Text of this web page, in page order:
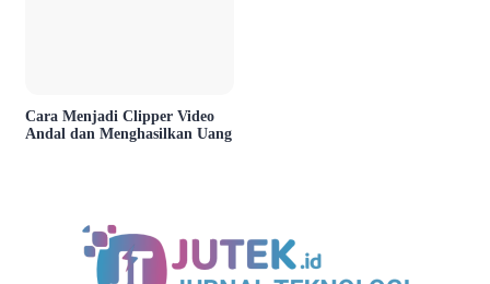
Cara Menjadi Clipper Video
Andal dan Menghasilkan Uang